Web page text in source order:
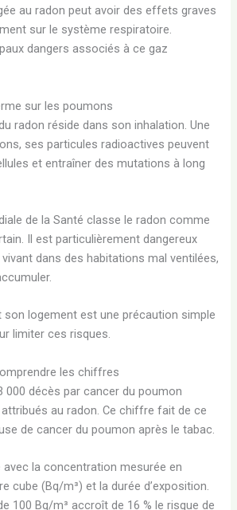
au radon peut avoir des effets graves
sur le système respiratoire.
dangers associés à ce gaz
sur les poumons
radon réside dans son inhalation. Une
ses particules radioactives peuvent
et entraîner des mutations à long
de la Santé classe le radon comme
Il est particulièrement dangereux
dans des habitations mal ventilées,
son logement est une précaution simple
limiter ces risques.
les chiffres
000 décès par cancer du poumon
au radon. Ce chiffre fait de ce
de cancer du poumon après le tabac.
avec la concentration mesurée en
cube (Bq/m³) et la durée d’exposition.
100 Bq/m³ accroît de 16 % le risque de